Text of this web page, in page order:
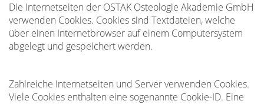
Die Internetseiten der OSTAK Osteologie Akademie GmbH
verwenden Cookies. Cookies sind Textdateien, welche
über einen Internetbrowser auf einem Computersystem
abgelegt und gespeichert werden.
Zahlreiche Internetseiten und Server verwenden Cookies.
Viele Cookies enthalten eine sogenannte Cookie-ID. Eine